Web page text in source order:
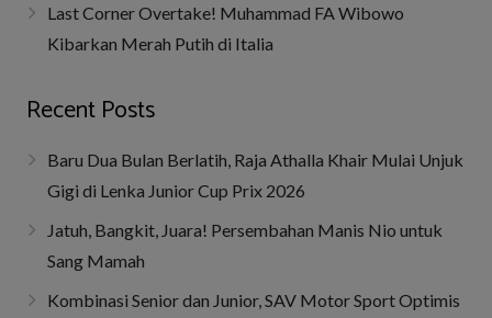
Last Corner Overtake! Muhammad FA Wibowo
Kibarkan Merah Putih di Italia
Recent Posts
Baru Dua Bulan Berlatih, Raja Athalla Khair Mulai Unjuk
Gigi di Lenka Junior Cup Prix 2026
Jatuh, Bangkit, Juara! Persembahan Manis Nio untuk
Sang Mamah
Kombinasi Senior dan Junior, SAV Motor Sport Optimis